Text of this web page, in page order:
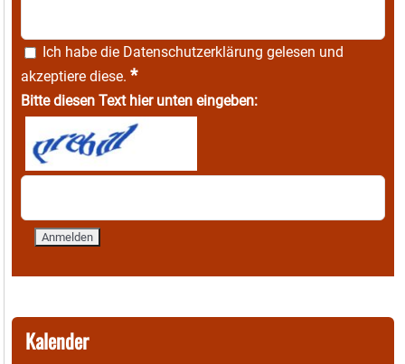
Ich habe die Datenschutzerklärung gelesen und
akzeptiere diese. *
Bitte diesen Text hier unten eingeben:
Kalender